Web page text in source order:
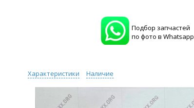
Подбор запчастей
по фото в Whatsapp
Характеристики
Наличие